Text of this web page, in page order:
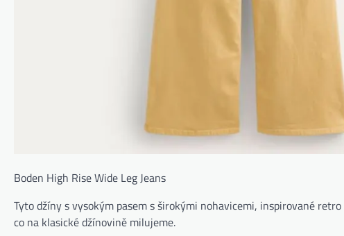
Boden High Rise Wide Leg Jeans
Tyto džíny s vysokým pasem s širokými nohavicemi, inspirované
co na klasické džínovině milujeme.